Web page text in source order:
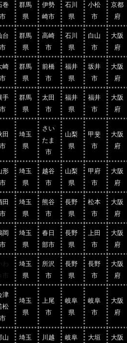
巻
市
群馬
県
伊勢
崎市
石川
県
小松
市
京都
府
台
市
群馬
県
高崎
市
石川
県
白山
市
大阪
府
崎
市
群馬
県
前橋
市
福井
県
坂井
市
大阪
府
手
市
群馬
県
太田
市
福井
県
福井
市
大阪
府
田
市
埼玉
県
さい
たま
市
山梨
県
甲斐
市
大阪
府
形
市
埼玉
県
越谷
市
山梨
県
甲府
市
大阪
府
田
市
埼玉
県
熊谷
市
長野
県
松本
市
大阪
府
岡
市
埼玉
県
春日
部市
長野
県
上田
市
大阪
府
わ
市
埼玉
県
所沢
市
長野
県
長野
市
大阪
府
津
松
市
埼玉
県
上尾
市
岐阜
県
岐阜
市
大阪
府
山
埼玉
川越
岐阜
大垣
大阪